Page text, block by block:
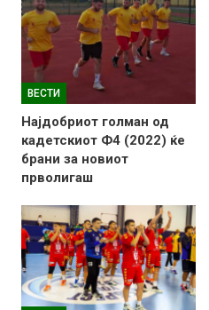
ВЕСТИ
Најдобриот голман од
кадетскиот Ф4 (2022) ќе
брани за новиот
прволигаш